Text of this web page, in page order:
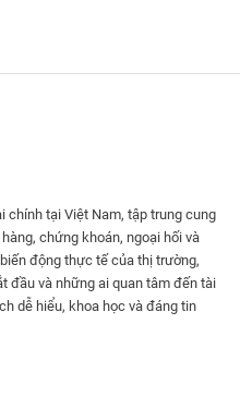
chính tại Việt Nam, tập trung cung
chứng khoán, ngoại hối và
động thực tế của thị trường,
đầu và những ai quan tâm đến tài
dễ hiểu, khoa học và đáng tin